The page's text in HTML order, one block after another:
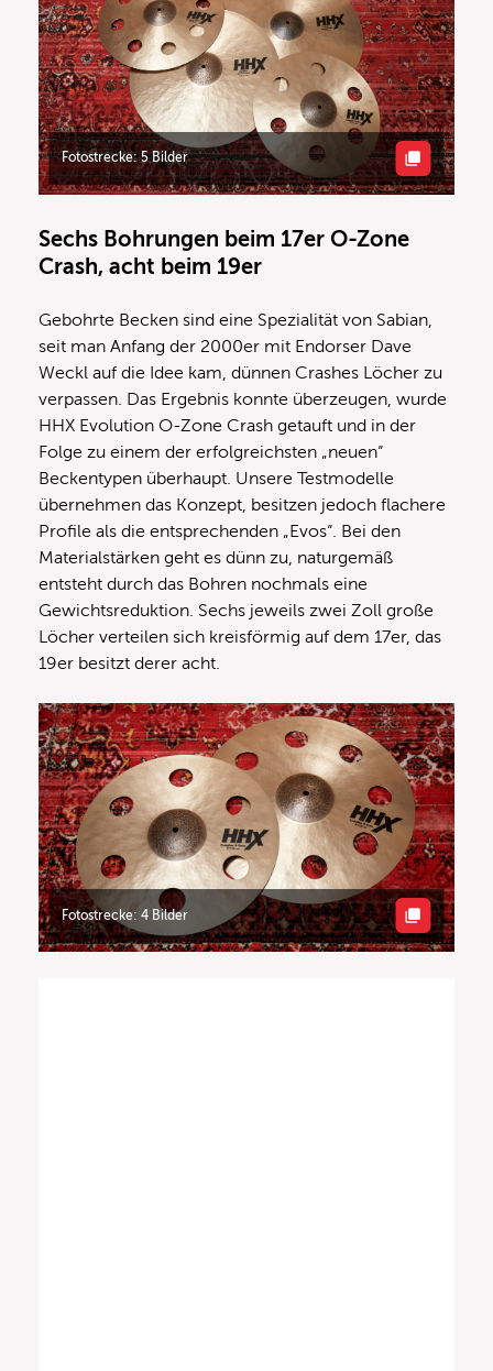
Fotostrecke: 5 Bilder
Sechs Bohrungen beim 17er O-Zone
Crash, acht beim 19er
Gebohrte Becken sind eine Spezialität von Sabian,
seit man Anfang der 2000er mit Endorser Dave
Weckl auf die Idee kam, dünnen Crashes Löcher zu
verpassen. Das Ergebnis konnte überzeugen, wurde
HHX Evolution O-Zone Crash getauft und in der
Folge zu einem der erfolgreichsten „neuen“
Beckentypen überhaupt. Unsere Testmodelle
übernehmen das Konzept, besitzen jedoch flachere
Profile als die entsprechenden „Evos“. Bei den
Materialstärken geht es dünn zu, naturgemäß
entsteht durch das Bohren nochmals eine
Gewichtsreduktion. Sechs jeweils zwei Zoll große
Löcher verteilen sich kreisförmig auf dem 17er, das
19er besitzt derer acht.
Fotostrecke: 4 Bilder